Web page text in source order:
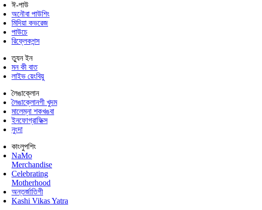
ঈ-পাউ
অনৌবা পাউশিং
মিদিয়া কভরেজ
পাউচে
রিফ্লেকশন্স
ত্যুন ইন
মন কী বাত
লাইভ য়েংবিয়ু
লৈঙাক্লোন
লৈঙাক্লোনগী খুদম
মালেম্না শকখঙবা
ইনফোগ্রাফিক্স
নুংদা
কাংলুপশিং
NaMo
Merchandise
Celebrating
Motherhood
অন্তর্জাতিগী
Kashi Vikas Yatra